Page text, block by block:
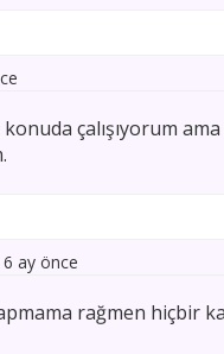
çalışıyorum ama
6 ay önce
rağmen hiçbir